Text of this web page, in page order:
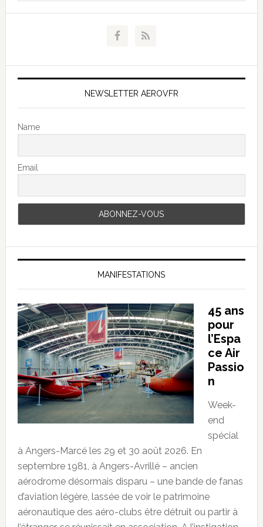
NEWSLETTER AEROVFR
Name
Email
MANIFESTATIONS
45 ans
pour
l’Espa
ce Air
Passio
n
Week-
end
spécial
à Angers-Marcé les 29 et 30 août 2026. En
septembre 1981, à Angers-Avrillé – ancien
aérodrome désormais disparu – une bande de fanas
d’aviation légère, lassée de voir le patrimoine
aéronautique des aéro-clubs être détruit ou partir à